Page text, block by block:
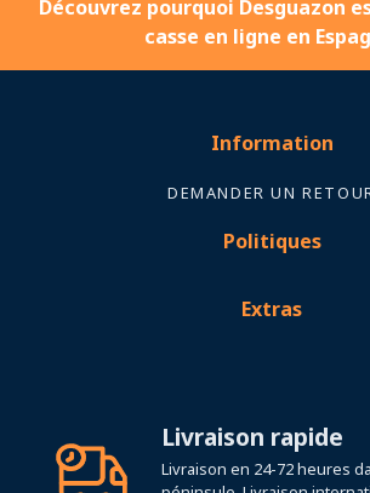
Découvrez pourquoi Desguazon
casse en ligne en
Information
DEMANDER UN
Politiques
Extras
Livraison rapide
Livraison en 24-72 heures